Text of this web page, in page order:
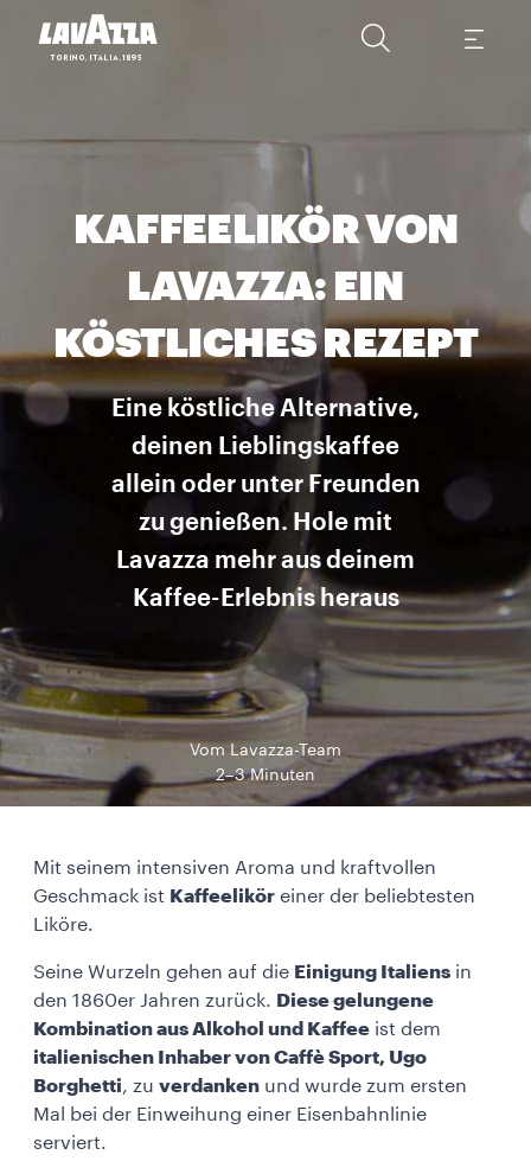
KAFFEELIKÖR VON
LAVAZZA: EIN
KÖSTLICHES REZEPT
Eine köstliche Alternative,
deinen Lieblingskaffee
allein oder unter Freunden
zu genießen. Hole mit
Lavazza mehr aus deinem
Kaffee-Erlebnis heraus
Vom Lavazza-Team
2–3 Minuten
Mit seinem intensiven Aroma und kraftvollen
Geschmack ist Kaffeelikör einer der beliebtesten
Liköre.
Seine Wurzeln gehen auf die Einigung Italiens in
den 1860er Jahren zurück. Diese gelungene
Kombination aus Alkohol und Kaffee ist dem
italienischen Inhaber von Caffè Sport, Ugo
Borghetti, zu verdanken und wurde zum ersten
Mal bei der Einweihung einer Eisenbahnlinie
serviert.